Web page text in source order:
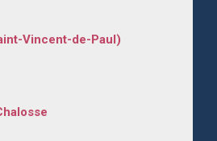
Vincent-de-Paul)